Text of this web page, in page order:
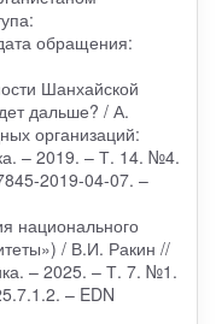
обращения:
Шанхайской
дальше? / А.
организаций:
– 2019. – Т. 14. №4.
2019-04-07. –
национального
/ В.И. Ракин //
– 2025. – Т. 7. №1.
– EDN